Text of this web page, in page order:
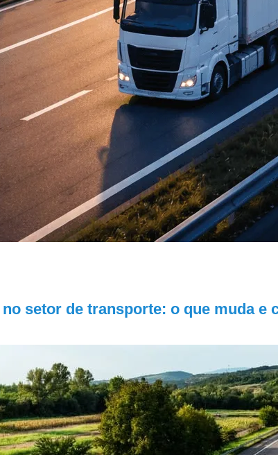
setor de transporte: o que muda e